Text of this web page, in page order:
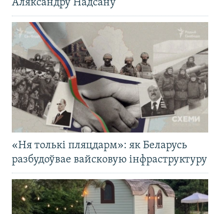
Аляксандру Надсану
«Ня толькі пляцдарм»: як Беларусь
разбудоўвае вайсковую інфраструктуру